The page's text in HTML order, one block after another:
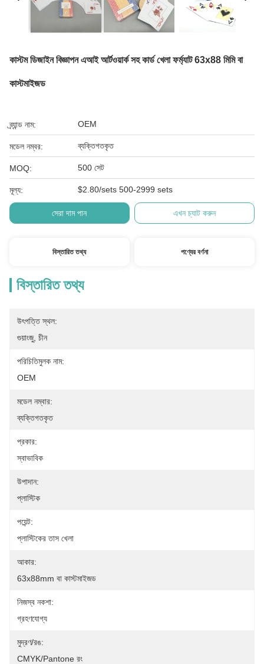
কাস্টম ডিজাইন বিজ্ঞাপন এআই আর্টওয়ার্ক সহ কার্ড খেলা ফর্ম্যাট 63x88 মিমি বা
কাস্টমাইজড
ব্র্যান্ড নাম: OEM
মডেল নম্বর: ব্যক্তিগতকৃত
MOQ: 500 সেট
মূল্য: $2.80/sets 500-2999 sets
সেরা দাম পান এখন চ্যাট করুন
বিস্তারিত তথ্য পণ্যের বর্ণনা
বিস্তারিত তথ্য
উৎপত্তি স্থল:
গুয়াংজু, চীন
পরিচিতিমুলক নাম:
OEM
মডেল নম্বার:
ব্যক্তিগতকৃত
প্রকার:
স্বাভাবিক
উপাদান:
প্লাস্টিক
পয়েন্ট:
প্লাস্টিকের তাস খেলা
আকার:
63x88mm বা কাস্টমাইজড
নিজস্ব নকশা:
গ্রহণযোগ্য
মুদ্রণ/রঙ:
CMYK/Pantone রং